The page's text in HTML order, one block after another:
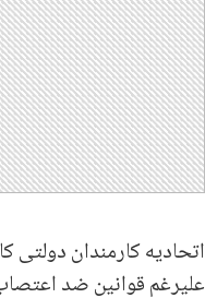
اتحادیه کارمندان دولتی